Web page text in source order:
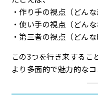
・作り手の視点（どん
・使い手の視点（どん
・第三者の視点（どん
この3つを行き来すること
より多面的で魅力的なコ